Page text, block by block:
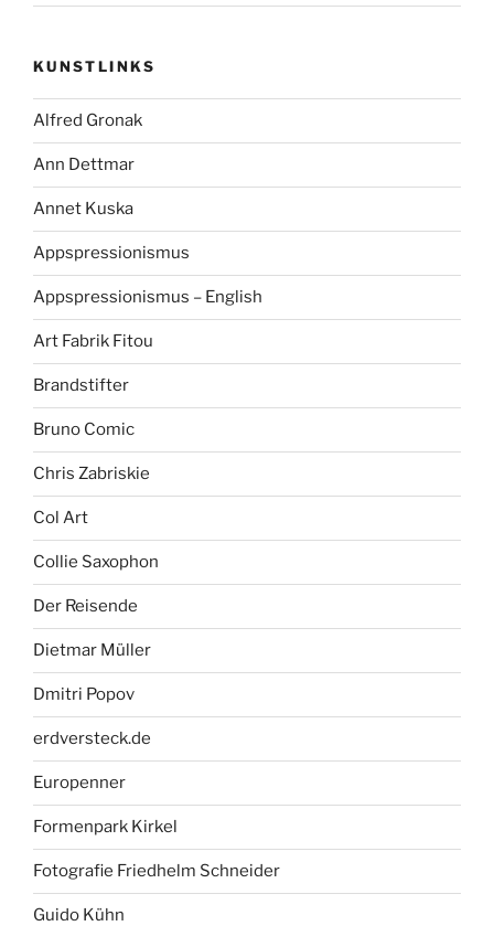
KUNSTLINKS
Alfred Gronak
Ann Dettmar
Annet Kuska
Appspressionismus
Appspressionismus – English
Art Fabrik Fitou
Brandstifter
Bruno Comic
Chris Zabriskie
Col Art
Collie Saxophon
Der Reisende
Dietmar Müller
Dmitri Popov
erdversteck.de
Europenner
Formenpark Kirkel
Fotografie Friedhelm Schneider
Guido Kühn